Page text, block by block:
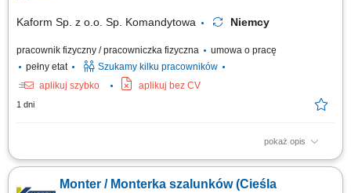
Kaform Sp. z o.o. Sp. Komandytowa Niemcy
pracownik fizyczny / pracowniczka fizyczna
umowa o pracę
pełny etat
Szukamy kilku pracowników
aplikuj szybko
aplikuj bez CV
1 dni
pokaż opis
Opis stanowiska: Szalowanie: ścian, stropów, słupów - praca samodzielna
betonowych; Betonowanie;
Monter / Monterka szalunków (Cieśla